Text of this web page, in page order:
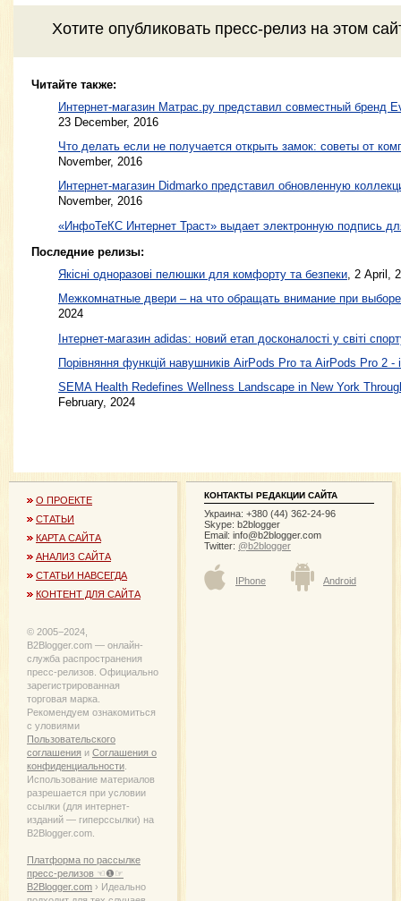
Хотите опубликовать пресс-релизна этом
Читайте также:
Интернет-магазин Матрас.ру представил совместный бренд
23 December, 2016
Что делать если не получается открыть замок: советы от
November, 2016
Интернет-магазин Didmarko представил обновленную
November, 2016
«ИнфоТеКС Интернет Траст» выдает электронную подпись
Последние релизы:
Якісні одноразові пелюшки для комфорту та безпеки, 2 April,
Межкомнатные двери – на что обращать внимание при
2024
Інтернет-магазин adidas: новий етап досконалості у світі
Порівняння функцій навушників AirPods Pro та AirPods Pro 2 -
SEMA Health Redefines Wellness Landscape in New York
February, 2024
О ПРОЕКТЕ
СТАТЬИ
КАРТА САЙТА
АНАЛИЗ САЙТА
СТАТЬИ НАВСЕГДА
КОНТЕНТ ДЛЯ САЙТА
© 2005−2024,
B2Blogger.com — онлайн-
служба распространения
пресс-релизов. Официально
зарегистрированная
торговая марка.
Рекомендуем ознакомиться
с уловиями
Пользовательского
соглашения и Соглашения о
конфиденциальности
Использование материалов
разрешается при условии
ссылки (для интернет-
изданий — гиперссылки) на
B2Blogger.com.
Платформа по рассылке
пресс-релизов ☜❶☞
B2Blogger.com › Идеально
КОНТАКТЫ РЕДАКЦИИ САЙТА
Украина: +380 (44) 362-24-96
Skype: b2blogger
Email: info@b2blogger.com
Twitter: @b2blogger
IPhone Android